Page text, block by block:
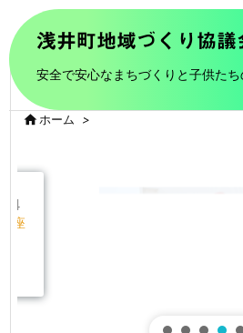
浅井町地域づくり協議
安全で安心なまちづくりと子供た
ホーム >